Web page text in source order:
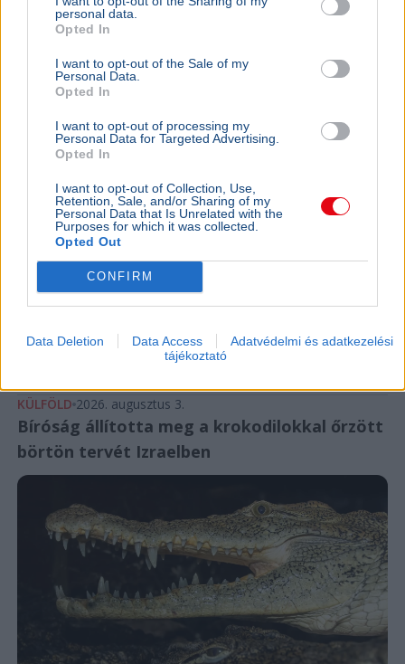
personal data.
Opted In
I want to opt-out of the Sale of my
Personal Data.
Opted In
I want to opt-out of processing my
Personal Data for Targeted Advertising.
Opted In
I want to opt-out of Collection, Use,
Retention, Sale, and/or Sharing of my
Personal Data that Is Unrelated with the
Purposes for which it was collected.
Opted Out
CONFIRM
Data Deletion Data Access
Adatvédelmi és adatkezelési
tájékoztató
Koncert Fesztivál Románia
légi akrobatikus premier is a City Celebration fesztivál
kiemelt pillanata volt a városnapon.
KÜLFÖLD 2026. augusztus 3.
Bíróság állította meg a krokodilokkal őrzött
börtön tervét Izraelben